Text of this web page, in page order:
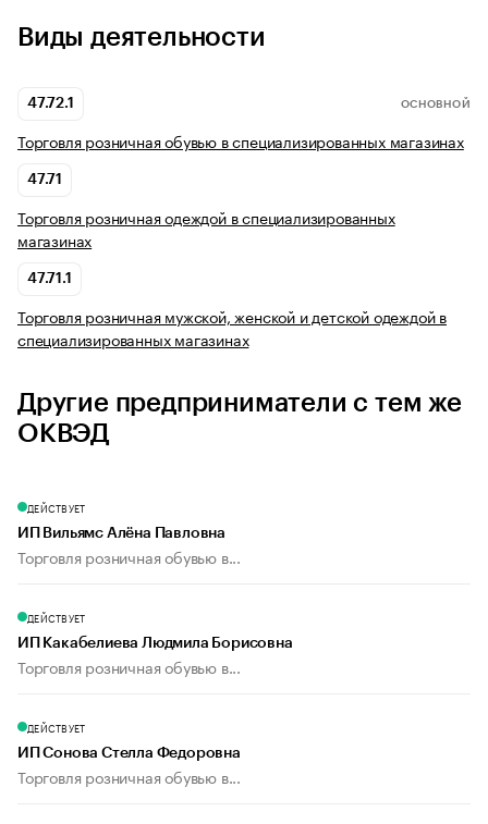
Виды деятельности
47.72.1 ОСНОВНОЙ
Торговля розничная обувью в специализированных магазинах
47.71
Торговля розничная одеждой в специализированных
магазинах
47.71.1
Торговля розничная мужской, женской и детской одеждой в
специализированных магазинах
Другие предприниматели с тем же
ОКВЭД
ДЕЙСТВУЕТ
ИП Вильямс Алёна Павловна
Торговля розничная обувью в...
ДЕЙСТВУЕТ
ИП Какабелиева Людмила Борисовна
Торговля розничная обувью в...
ДЕЙСТВУЕТ
ИП Сонова Стелла Федоровна
Торговля розничная обувью в...